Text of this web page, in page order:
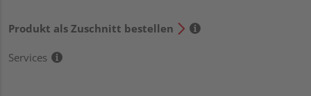
Produkt als Zuschnitt bestellen
Services